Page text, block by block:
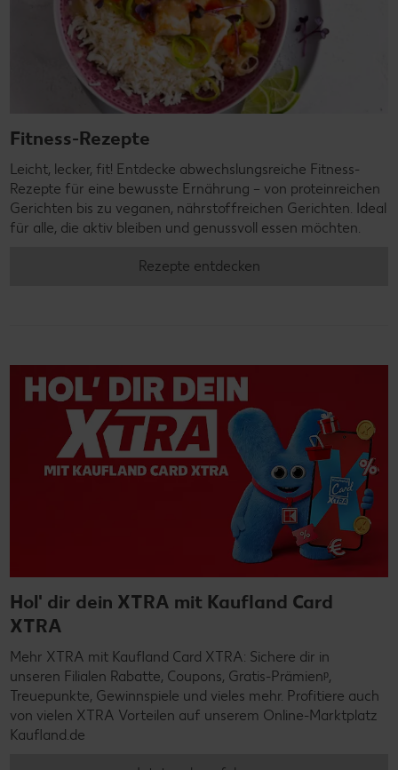
Fitness-Rezepte
Leicht, lecker, fit! Entdecke abwechslungsreiche Fitness-
Rezepte für eine bewusste Ernährung – von proteinreichen
Gerichten bis zu veganen, nährstoffreichen Gerichten. Ideal
für alle, die aktiv bleiben und genussvoll essen möchten.
Rezepte entdecken
Hol' dir dein XTRA mit Kaufland Card
XTRA
Mehr XTRA mit Kaufland Card XTRA: Sichere dir in
unseren Filialen Rabatte, Coupons, Gratis-Prämienᵖ,
Treuepunkte, Gewinnspiele und vieles mehr. Profitiere auch
von vielen XTRA Vorteilen auf unserem Online-Marktplatz
Kaufland.de